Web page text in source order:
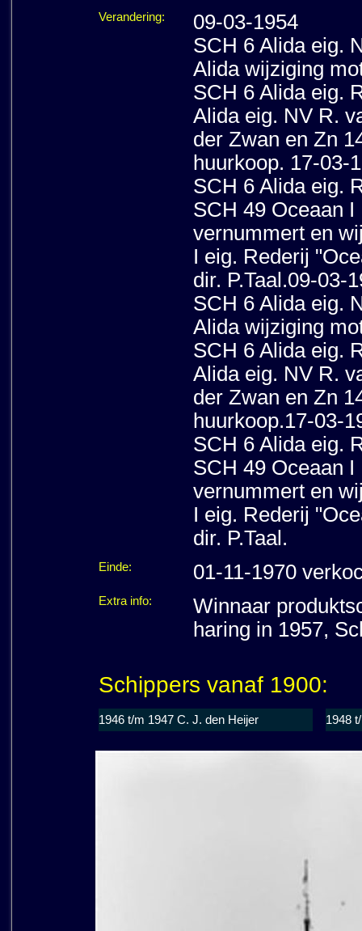
Verandering:
09-03-1954
SCH 6 Alida eig.
Alida wijziging
SCH 6 Alida eig.
Alida eig. NV R.
der Zwan en Zn
huurkoop. 17-03-
SCH 6 Alida eig.
SCH 49 Oceaan I
vernummert en
I eig. Rederij
dir. P.Taal.09-03-
SCH 6 Alida eig.
Alida wijziging
SCH 6 Alida eig.
Alida eig. NV R.
der Zwan en Zn
huurkoop.17-03-
SCH 6 Alida eig.
SCH 49 Oceaan I
vernummert en
I eig. Rederij
dir. P.Taal.
Einde: 01-11-1970
Extra info:
Winnaar
haring in 1957,
Schippers vanaf 1900:
1946 t/m 1947 C. J. den Heijer 1948